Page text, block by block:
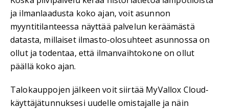
ja ilmanlaadusta koko ajan, voit asunnon
myyntitilanteessa näyttää palvelun keräämästä
datasta, millaiset ilmasto-olosuhteet asunnossa on
ollut ja todentaa, että ilmanvaihtokone on ollut
päällä koko ajan.
Talokauppojen jälkeen voit siirtää MyVallox Cloud-
käyttäjätunnuksesi uudelle omistajalle ja näin